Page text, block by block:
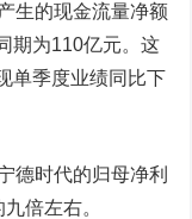
的现金流量净额
期为110亿元。这
单季度业绩同比下
时代的归母净利
倍左右。